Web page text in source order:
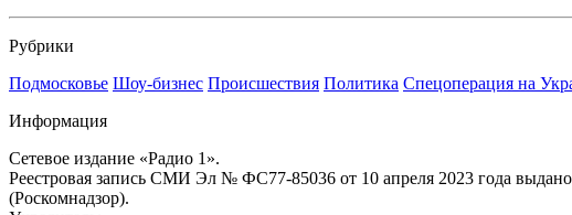
Рубрики
Подмосковье Шоу-бизнес Происшествия Политика Спецоперация на
Информация
Сетевое издание «Радио 1».
Реестровая запись СМИ Эл № ФС77-85036 от 10 апреля 2023 года
(Роскомнадзор).